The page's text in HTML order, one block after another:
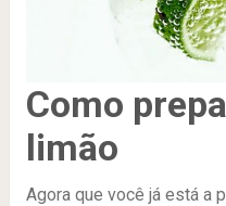
Como
limão
Agora que você já está a